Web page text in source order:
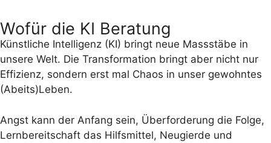
Wofür die KI Beratung
Künstliche Intelligenz (KI) bringt neue Massstäbe in
unsere Welt. Die Transformation bringt aber nicht nur
Effizienz, sondern erst mal Chaos in unser gewohntes
(Abeits)Leben.
Angst kann der Anfang sein, Überforderung die Folge,
Lernbereitschaft das Hilfsmittel, Neugierde und